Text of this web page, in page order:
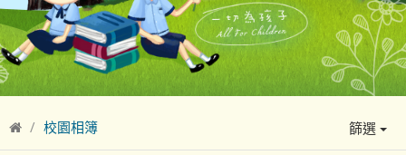
校園相簿 篩選